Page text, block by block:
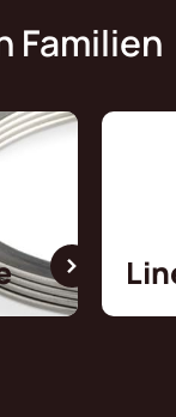
Familien